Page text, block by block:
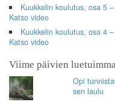
Kuukkelin koulutus, osa 5
Katso video
Kuukkelin koulutus, osa 4
Katso video
Viime päivien
Opi
sen laulu